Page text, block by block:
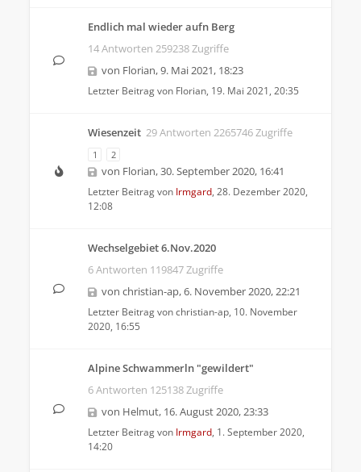
Endlich mal wieder aufn Berg
14 Antworten 259238 Zugriffe
von Florian,9. Mai 2021, 18:23
Letzter Beitrag von Florian, 19. Mai 2021, 20:35
Wiesenzeit 29 Antworten 2265746 Zugriffe
1 2
von Florian,30. September 2020, 16:41
Letzter Beitrag von Irmgard, 28. Dezember 2020,
12:08
Wechselgebiet 6.Nov.2020
6 Antworten 119847 Zugriffe
von christian-ap,6. November 2020, 22:21
Letzter Beitrag vonchristian-ap, 10. November
2020, 16:55
Alpine Schwammerln "gewildert"
6 Antworten 125138 Zugriffe
von Helmut, 16. August 2020, 23:33
Letzter Beitrag von Irmgard, 1. September 2020,
14:20